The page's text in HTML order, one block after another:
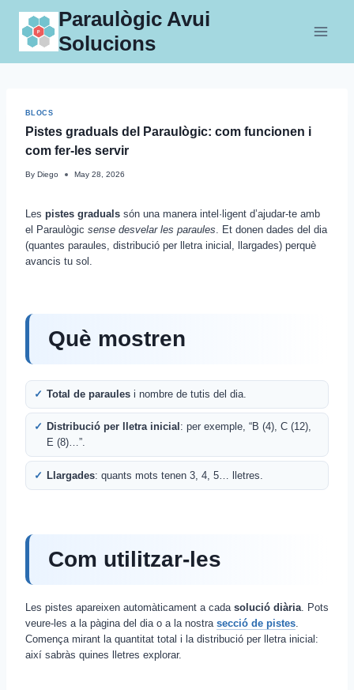
content
Paraulògic Avui
Solucions
BLOCS
Pistes graduals del Paraulògic: com funcionen i
com fer-les servir
By Diego May 28, 2026
Les pistes graduals són una manera intel·ligent d’ajudar-te amb
el Paraulògic sense desvelar les paraules . Et donen dades del dia
(quantes paraules, distribució per lletra inicial, llargades) perquè
avancis tu sol.
Què mostren
Total de paraules i nombre de tutis del dia.
Distribució per lletra inicial : per exemple, “B (4), C (12),
E (8)…”.
Llargades: quants mots tenen 3, 4, 5… lletres.
Com utilitzar-les
Les pistes apareixen automàticament a cada solució diària. Pots
veure-les a la pàgina del dia o a la nostra secció de pistes.
Comença mirant la quantitat total i la distribució per lletra inicial:
així sabràs quines lletres explorar.